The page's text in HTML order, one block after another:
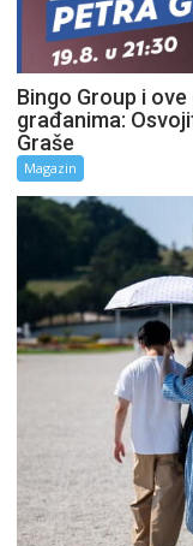
Bingo Group i
građanima:
Graše
Magazin